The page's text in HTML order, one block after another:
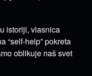
istoriji, vlasnica
“self-help” pokreta
oblikuje naš svet